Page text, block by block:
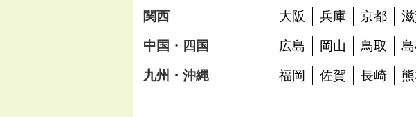
関西 大阪 兵庫 京都
中国・四国 広島 岡山 鳥取
九州・沖縄 福岡 佐賀 長崎